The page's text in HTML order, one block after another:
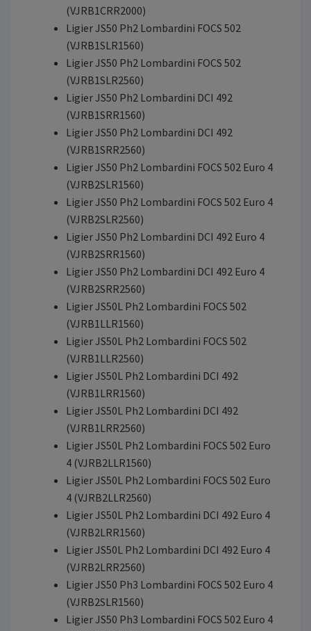
(VJRB1CRR2000)
Ligier JS50 Ph2 Lombardini FOCS 502
(VJRB1SLR1560)
Ligier JS50 Ph2 Lombardini FOCS 502
(VJRB1SLR2560)
Ligier JS50 Ph2 Lombardini DCI 492
(VJRB1SRR1560)
Ligier JS50 Ph2 Lombardini DCI 492
(VJRB1SRR2560)
Ligier JS50 Ph2 Lombardini FOCS 502 Euro 4
(VJRB2SLR1560)
Ligier JS50 Ph2 Lombardini FOCS 502 Euro 4
(VJRB2SLR2560)
Ligier JS50 Ph2 Lombardini DCI 492 Euro 4
(VJRB2SRR1560)
Ligier JS50 Ph2 Lombardini DCI 492 Euro 4
(VJRB2SRR2560)
Ligier JS50L Ph2 Lombardini FOCS 502
(VJRB1LLR1560)
Ligier JS50L Ph2 Lombardini FOCS 502
(VJRB1LLR2560)
Ligier JS50L Ph2 Lombardini DCI 492
(VJRB1LRR1560)
Ligier JS50L Ph2 Lombardini DCI 492
(VJRB1LRR2560)
Ligier JS50L Ph2 Lombardini FOCS 502 Euro
4 (VJRB2LLR1560)
Ligier JS50L Ph2 Lombardini FOCS 502 Euro
4 (VJRB2LLR2560)
Ligier JS50L Ph2 Lombardini DCI 492 Euro 4
(VJRB2LRR1560)
Ligier JS50L Ph2 Lombardini DCI 492 Euro 4
(VJRB2LRR2560)
Ligier JS50 Ph3 Lombardini FOCS 502 Euro 4
(VJRB2SLR1560)
Ligier JS50 Ph3 Lombardini FOCS 502 Euro 4